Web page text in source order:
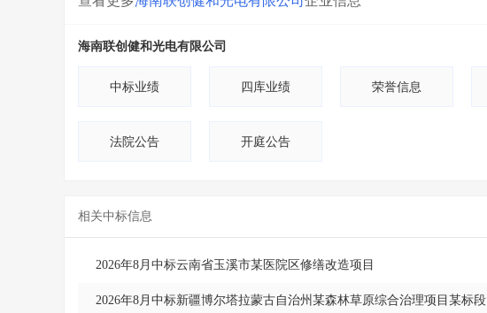
海南联创健和光电有限公司
中标业绩 四库业绩 荣誉信息
法院公告 开庭公告
相关中标信息
2026年8月中标云南省玉溪市某医院区修缮改造项目
2026年8月中标新疆博尔塔拉蒙古自治州某森林草原综合治理项目某标段